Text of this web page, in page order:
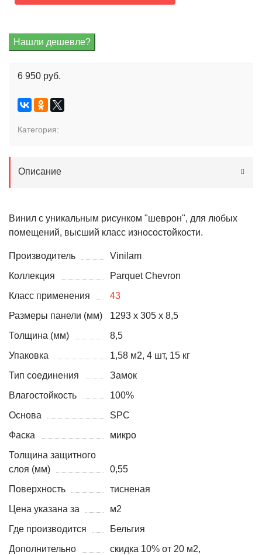
6 950 руб.
Категория:
Описание
Винил с уникальным рисунком "шеврон", для любых
помещений, высший класс износостойкости.
Производитель
Vinilam
Коллекция
Parquet Chevron
Класс применения
43
Размеры панели (мм)
1293 x 305 x 8,5
Толщина (мм)
8,5
Упаковка
1,58 м2, 4 шт, 15 кг
Тип соединения
Замок
Влагостойкость
100%
Основа
SPC
Фаска
микро
Толщина защитного
слоя (мм)
0,55
Поверхность
тисненая
Цена указана за
м2
Где производится
Бельгия
Дополнительно
скидка 10% от 20 м2,